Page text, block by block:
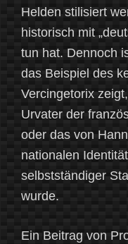
Helden stilisiert
historisch mit
tun hat. Dennoch
das Beispiel des
Vercingetorix
Urvater der
oder das von
nationalen
selbstständiger
wurde.
Ein Beitrag von